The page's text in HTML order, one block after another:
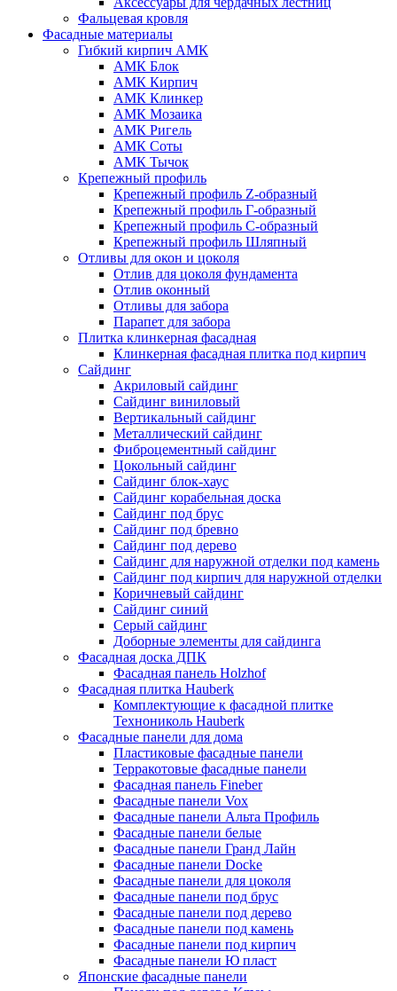
Фальцевая кровля
Фасадные материалы
Гибкий кирпич АМК
АМК Блок
АМК Кирпич
АМК Клинкер
АМК Мозаика
АМК Ригель
АМК Соты
АМК Тычок
Крепежный профиль
Крепежный профиль Z-образный
Крепежный профиль Г-образный
Крепежный профиль С-образный
Крепежный профиль Шляпный
Отливы для окон и цоколя
Отлив для цоколя фундамента
Отлив оконный
Отливы для забора
Парапет для забора
Плитка клинкерная фасадная
Клинкерная фасадная плитка под кирпич
Сайдинг
Акриловый сайдинг
Сайдинг виниловый
Вертикальный сайдинг
Металлический сайдинг
Фиброцементный сайдинг
Цокольный сайдинг
Сайдинг блок-хаус
Сайдинг корабельная доска
Сайдинг под брус
Сайдинг под бревно
Сайдинг под дерево
Сайдинг для наружной отделки под камень
Сайдинг под кирпич для наружной отделки
Коричневый сайдинг
Сайдинг синий
Серый сайдинг
Доборные элементы для сайдинга
Фасадная доска ДПК
Фасадная панель Holzhof
Фасадная плитка Hauberk
Комплектующие к фасадной плитке
Технониколь Hauberk
Фасадные панели для дома
Пластиковые фасадные панели
Терракотовые фасадные панели
Фасадная панель Fineber
Фасадные панели Vox
Фасадные панели Альта Профиль
Фасадные панели белые
Фасадные панели Гранд Лайн
Фасадные панели Docke
Фасадные панели для цоколя
Фасадные панели под брус
Фасадные панели под дерево
Фасадные панели под камень
Фасадные панели под кирпич
Фасадные панели Ю пласт
Японские фасадные панели